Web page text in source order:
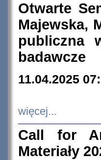
Otwarte
Majewska,
publiczna
badawcze
11.04.2025
więcej...
Call for
Materiały